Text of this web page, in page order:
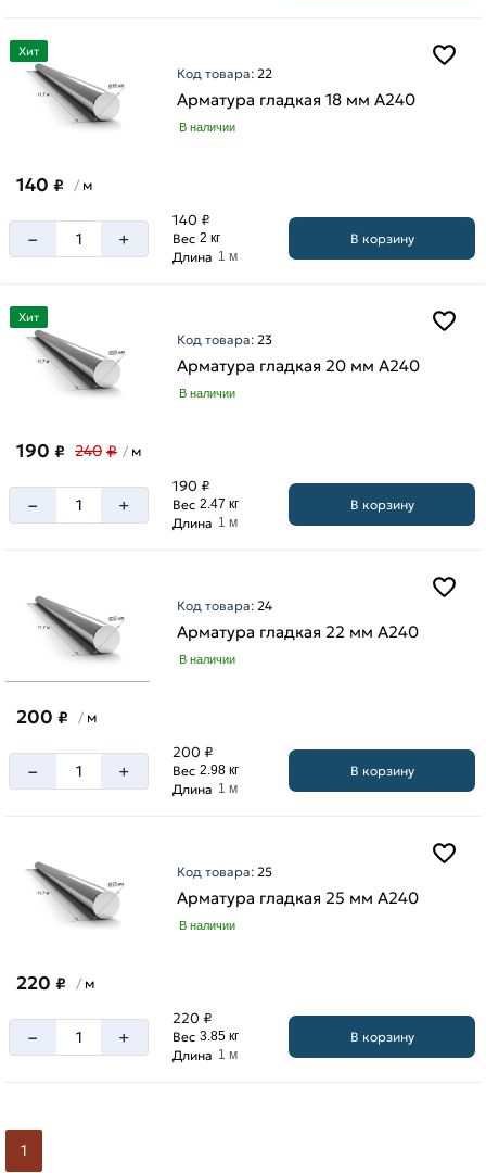
Хит
Код товара: 22
Арматура гладкая 18 мм A240
В наличии
140 ₽ / м
– +
140 ₽
Вес 2 кг
Длина 1 м
В корзину
Хит
Код товара: 23
Арматура гладкая 20 мм A240
В наличии
190 ₽ 240 ₽ / м
– +
190 ₽
Вес 2.47 кг
Длина 1 м
В корзину
Код товара: 24
Арматура гладкая 22 мм A240
В наличии
200 ₽ / м
– +
200 ₽
Вес 2.98 кг
Длина 1 м
В корзину
Код товара: 25
Арматура гладкая 25 мм A240
В наличии
220 ₽ / м
– +
220 ₽
Вес 3.85 кг
Длина 1 м
В корзину
1